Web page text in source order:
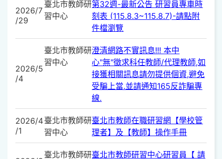
2026/7
/29
臺北市教師研
習中心
第32週-最新公告 研習員專車時
刻表 (115.8.3~115.8.7)-請點附
件檔瀏覽
2026/5
/4
臺北市教師研
習中心
澄清網路不實訊息!!! 本中
心"無"徵求科任教師/代理教師,如
接獲相關訊息請勿提供個資,避免
受騙上當.並請通知165反詐騙專
線.
2026/4
/1
臺北市教師研
習中心
臺北市教師在職研習網【學校管
理者】及【教師】操作手冊
臺北市教師研臺北市教師研習中心研習員【 請